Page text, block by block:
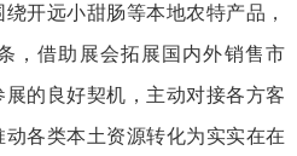
开远小甜肠等本地农特产品，
，借助展会拓展国内外销售市
的良好契机，主动对接各方客
各类本土资源转化为实实在在